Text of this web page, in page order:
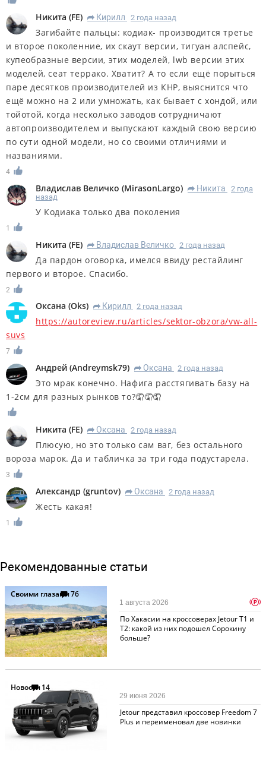
Никита (FE) R Кирилл 2 года назад
Загибайте пальцы: кодиак- производится третье
и второе поколенние, их скаут версии, тигуан алспейс,
купеобразные версии, этих моделей, lwb версии этих
моделей, сеат террако. Хватит? А то если ещё порыться
паре десятков производителей из КНР, выяснится что
ещё можно на 2 или умножать, как бывает с хондой, или
тойотой, когда несколько заводов сотрудничают
автопроизводителем и выпускают каждый свою версию
по сути одной модели, но со своими отличиями и
названиями.
4
Владислав Величко (MirasonLargo) R Никита
2 года
назад
У Кодиака только два поколения
1
Никита (FE) R Владислав Величко 2 года назад
Да пардон оговорка, имелся ввиду рестайлинг
первого и второе. Спасибо.
2
Оксана (Oks) R Кирилл 2 года назад
https://autoreview.ru/articles/sektor-obzora/vw-all-
suvs
7
Андрей (Andreymsk79) R Оксана 2 года назад
Это мрак конечно. Нафига расстягивать базу на
1-2см для разных рынков то?🤦🤦🤦
Никита (FE) R Оксана 2 года назад
Плюсую, но это только сам ваг, без остального
вороза марок. Да и табличка за три года подустарела.
3
Александр (gruntov) R Оксана 2 года назад
Жесть какая!
1
Рекомендованные статьи
Своими глазами76
По Хакасии на кроссоверах Jetour T1 и
T2: какой из них подошел Сорокину
больше?
1 августа 2026 p
Новости14
Jetour представил кроссовер Freedom 7
Plus и переименовал две новинки
29 июня 2026